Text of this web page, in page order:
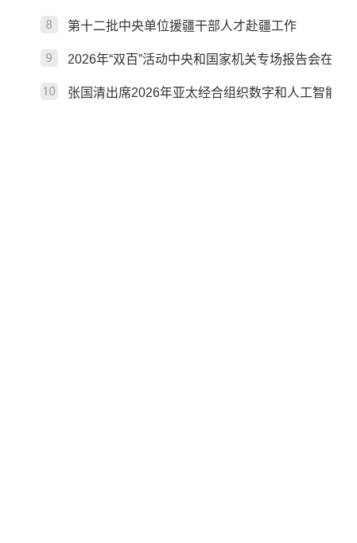
第十二批中央单位援疆干部人才赴疆工作
2026年“双百”活动中央和国家机关专场报告会在京
张国清出席2026年亚太经合组织数字和人工智能部